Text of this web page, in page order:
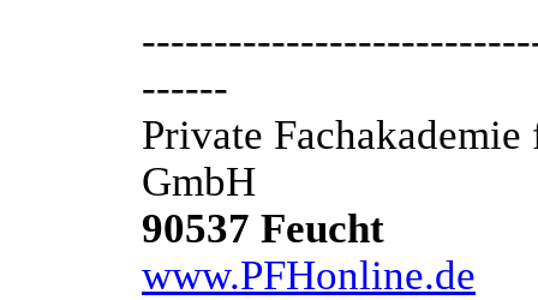
------
Private
GmbH
90537 Feucht
www.PFHonline.de